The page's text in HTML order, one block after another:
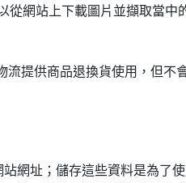
網站上下載圖片並擷取當中
提供商品退換貨使用，但不
網址；儲存這些資料是為了